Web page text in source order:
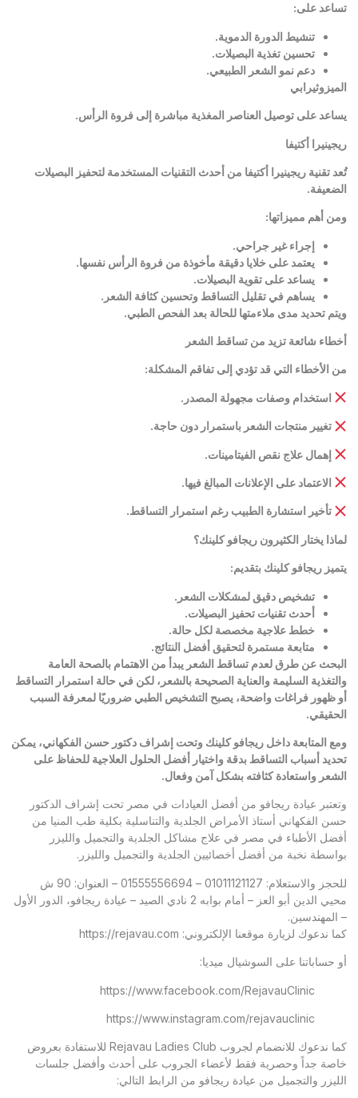
تساعد على:
تنشيط الدورة الدموية.
تحسين تغذية البصيلات.
دعم نمو الشعر الطبيعي.
الميزوثيرابي
يساعد على توصيل العناصر المغذية مباشرة إلى فروة الرأس.
ريجينيرا أكتيفا
تُعد تقنية ريجينيرا أكتيفا من أحدث التقنيات المستخدمة لتحفيز البصيلات
الضعيفة.
ومن أهم مميزاتها:
إجراء غير جراحي.
يعتمد على خلايا دقيقة مأخوذة من فروة الرأس نفسها.
يساعد على تقوية البصيلات.
يساهم في تقليل التساقط وتحسين كثافة الشعر .
ويتم تحديد مدى ملاءمتها للحالة بعد الفحص الطبي.
أخطاء شائعة تزيد من تساقط الشعر
من الأخطاء التي قد تؤدي إلى تفاقم المشكلة:
استخدام وصفات مجهولة المصدر .
تغيير منتجات الشعر باستمرار دون حاجة.
إهمال علاج نقص الفيتامينات.
الاعتماد على الإعلانات المبالغ فيها.
تأخير استشارة الطبيب رغم استمرار التساقط.
لماذا يختار الكثيرون ريجافو كلينك؟
يتميز ريجافو كلينك بتقديم:
تشخيص دقيق لمشكلات الشعر .
أحدث تقنيات تحفيز البصيلات.
خطط علاجية مخصصة لكل حالة.
متابعة مستمرة لتحقيق أفضل النتائج.
البحث عن طرق لعدم تساقط الشعر يبدأ من الاهتمام بالصحة العامة
والتغذية السليمة والعناية الصحيحة بالشعر، لكن في حالة استمرار التساقط
أو ظهور فراغات واضحة، يصبح التشخيص الطبي ضروريًا لمعرفة السبب
الحقيقي.
ومع المتابعة داخل ريجافو كلينك وتحت إشراف دكتور حسن الفكهاني، يمكن
تحديد أسباب التساقط بدقة واختيار أفضل الحلول العلاجية للحفاظ على
الشعر واستعادة كثافته بشكل آمن وفعال.
وتعتبر عيادة ريجافو من أفضل العيادات في مصر تحت إشراف الدكتور
حسن الفكهاني أستاذ الأمراض الجلدية والتناسلية بكلية طب المنيا من
أفضل الأطباء في مصر في علاج مشاكل الجلدية والتجميل والليزر
بواسطة نخبة من أفضل أخصائيين الجلدية والتجميل والليزر.
للحجز والاستعلام: 01011121127 – 01555556694 – العنوان: 90 ش
محيي الدين أبو العز – أمام بوابه 2 نادي الصيد – عيادة ريجافو، الدور الأول
– المهندسين.
كما ندعوك لزيارة موقعنا الإلكتروني: https://rejavau.com
أو حساباتنا على السوشيال ميديا:
https://www.facebook.com/RejavauClinic
https://www.instagram.com/rejavauclinic
كما ندعوك للانضمام لجروب Rejavau Ladies Club للاستفادة بعروض
خاصة جداً وحصرية فقط لأعضاء الجروب على أحدث وأفضل جلسات
الليزر والتجميل من عيادة ريجافو من الرابط التالي: